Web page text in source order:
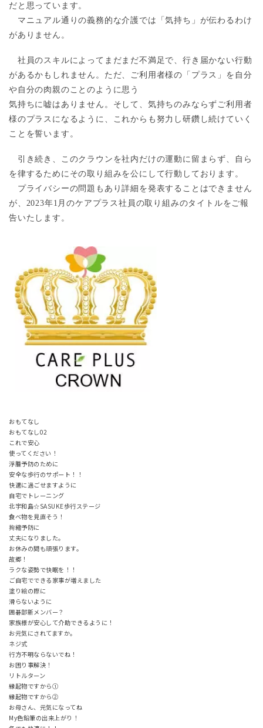
だと思っています。
マニュアル通りの義務的な介護では「気持ち」が伝わるわけ
がありません。
社員のスキルによってまだまだ不満足で、行き届かない行動
があるかもしれません。ただ、ご利用者様の「プラス」を自分
や自分の肉親のことのように思う
気持ちに嘘はありません。 そして、気持ちのみならずご利用者
様のプラスになるように、これからも努力し研鑽し続けていく
ことを誓います。
引き続き、このクラウンを社内だけの運動に留まらず、自ら
を律するためにその取り組みを公にして行動しております。
プライバシーの問題もあり詳細を発表することはできません
が、 2023年1月のケアプラス社員の取り組みのタイトルをご報
告いたします。
おもてなし
おもてなし02
これで安心
使ってください！
浮腫予防のために
安全な歩行のサポート！！
快適に過ごせますように
自宅でトレーニング
北宇和島☆SASUKE歩行ステージ
食べ物を見直そう！
拘縮予防に
丈夫になりました。
お休みの間も頑張ります。
故郷！
ラクな姿勢で快眠を！！
ご自宅でできる家事が増えました
塗り絵の際に
滑らないように
囲碁部新メンバー？
家族様が安心して介助できるように！
お元気にされてますか。
ネジ式
行方不明ならないでね！
お困り事解決！
リトルターン
縁起物ですから①
縁起物ですから②
お母さん、元気になってね
My色鉛筆の出来上がり！